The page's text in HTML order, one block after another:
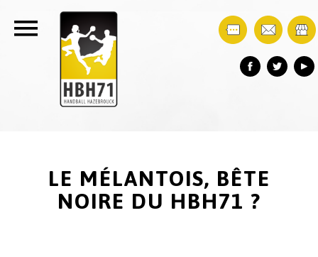
LE MÉLANTOIS, BÊTE
NOIRE DU HBH71 ?